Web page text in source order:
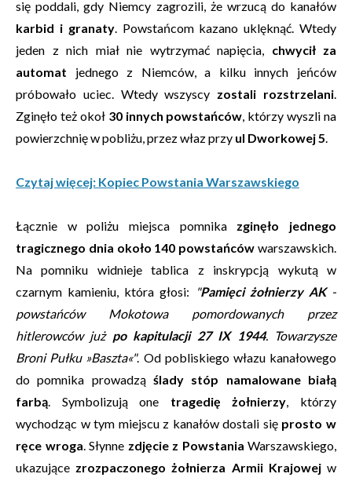
się poddali, gdy Niemcy zagrozili, że wrzucą do kanałów
karbid i granaty. Powstańcom kazano uklęknąć. Wtedy
jeden z nich miał nie wytrzymać napięcia, chwycił za
automat jednego z Niemców, a kilku innych jeńców
próbowało uciec. Wtedy wszyscy zostali rozstrzelani.
Zginęło też okoł 30 innych powstańców, którzy wyszli na
powierzchnię w pobliżu, przez właz przy ul Dworkowej 5.
Czytaj więcej: Kopiec Powstania Warszawskiego
Łącznie w poliżu miejsca pomnika zginęło jednego
tragicznego dnia około 140 powstańców warszawskich.
Na pomniku widnieje tablica z inskrypcją wykutą w
czarnym kamieniu, która głosi:
"Pamięci żołnierzy AK-
powstańców Mokotowa pomordowanych przez
hitlerowców już po kapitulacji 27 IX 1944. Towarzysze
Broni Pułku »Baszta«". Od pobliskiego włazu kanałowego
do pomnika prowadzą ślady stóp namalowane białą
farbą. Symbolizują one tragedię żołnierzy, którzy
wychodząc w tym miejscu z kanałów dostali się prosto w
ręce wroga. Słynne zdjęcie z Powstania Warszawskiego,
ukazujące zrozpaczonego żołnierza Armii Krajowejw